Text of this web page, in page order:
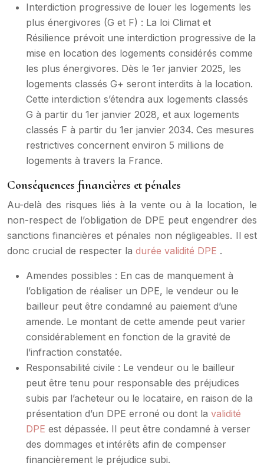
Interdiction progressive de louer les logements les
plus énergivores (G et F) : La loi Climat et
Résilience prévoit une interdiction progressive de la
mise en location des logements considérés comme
les plus énergivores. Dès le 1er janvier 2025, les
logements classés G+ seront interdits à la location.
Cette interdiction s’étendra aux logements classés
G à partir du 1er janvier 2028, et aux logements
classés F à partir du 1er janvier 2034. Ces mesures
restrictives concernent environ 5 millions de
logements à travers la France.
Conséquences financières et pénales
Au-delà des risques liés à la vente ou à la location, le
non-respect de l’obligation de DPE peut engendrer des
sanctions financières et pénales non négligeables. Il est
donc crucial de respecter la durée validité DPE .
Amendes possibles : En cas de manquement à
l’obligation de réaliser un DPE, le vendeur ou le
bailleur peut être condamné au paiement d’une
amende. Le montant de cette amende peut varier
considérablement en fonction de la gravité de
l’infraction constatée.
Responsabilité civile : Le vendeur ou le bailleur
peut être tenu pour responsable des préjudices
subis par l’acheteur ou le locataire, en raison de la
présentation d’un DPE erroné ou dont la validité
DPE est dépassée. Il peut être condamné à verser
des dommages et intérêts afin de compenser
financièrement le préjudice subi.